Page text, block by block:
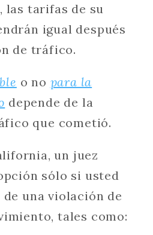
las tarifas de su
igual después
de tráfico.
o no para la
depende de la
que cometió.
un juez
sólo si usted
una violación de
tales como: